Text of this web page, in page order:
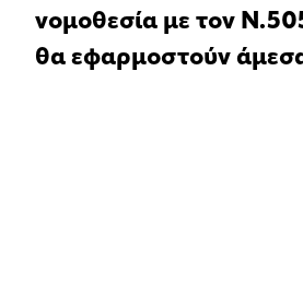
νομοθεσία με τον
θα εφαρμοστούν